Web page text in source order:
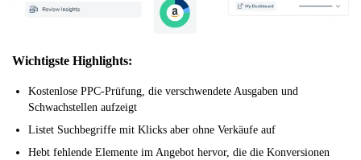
Wichtigste Highlights:
Kostenlose PPC-Prüfung, die verschwendete Ausgaben und
Schwachstellen aufzeigt
Listet Suchbegriffe mit Klicks aber ohne Verkäufe auf
Hebt fehlende Elemente im Angebot hervor, die die Konversionen